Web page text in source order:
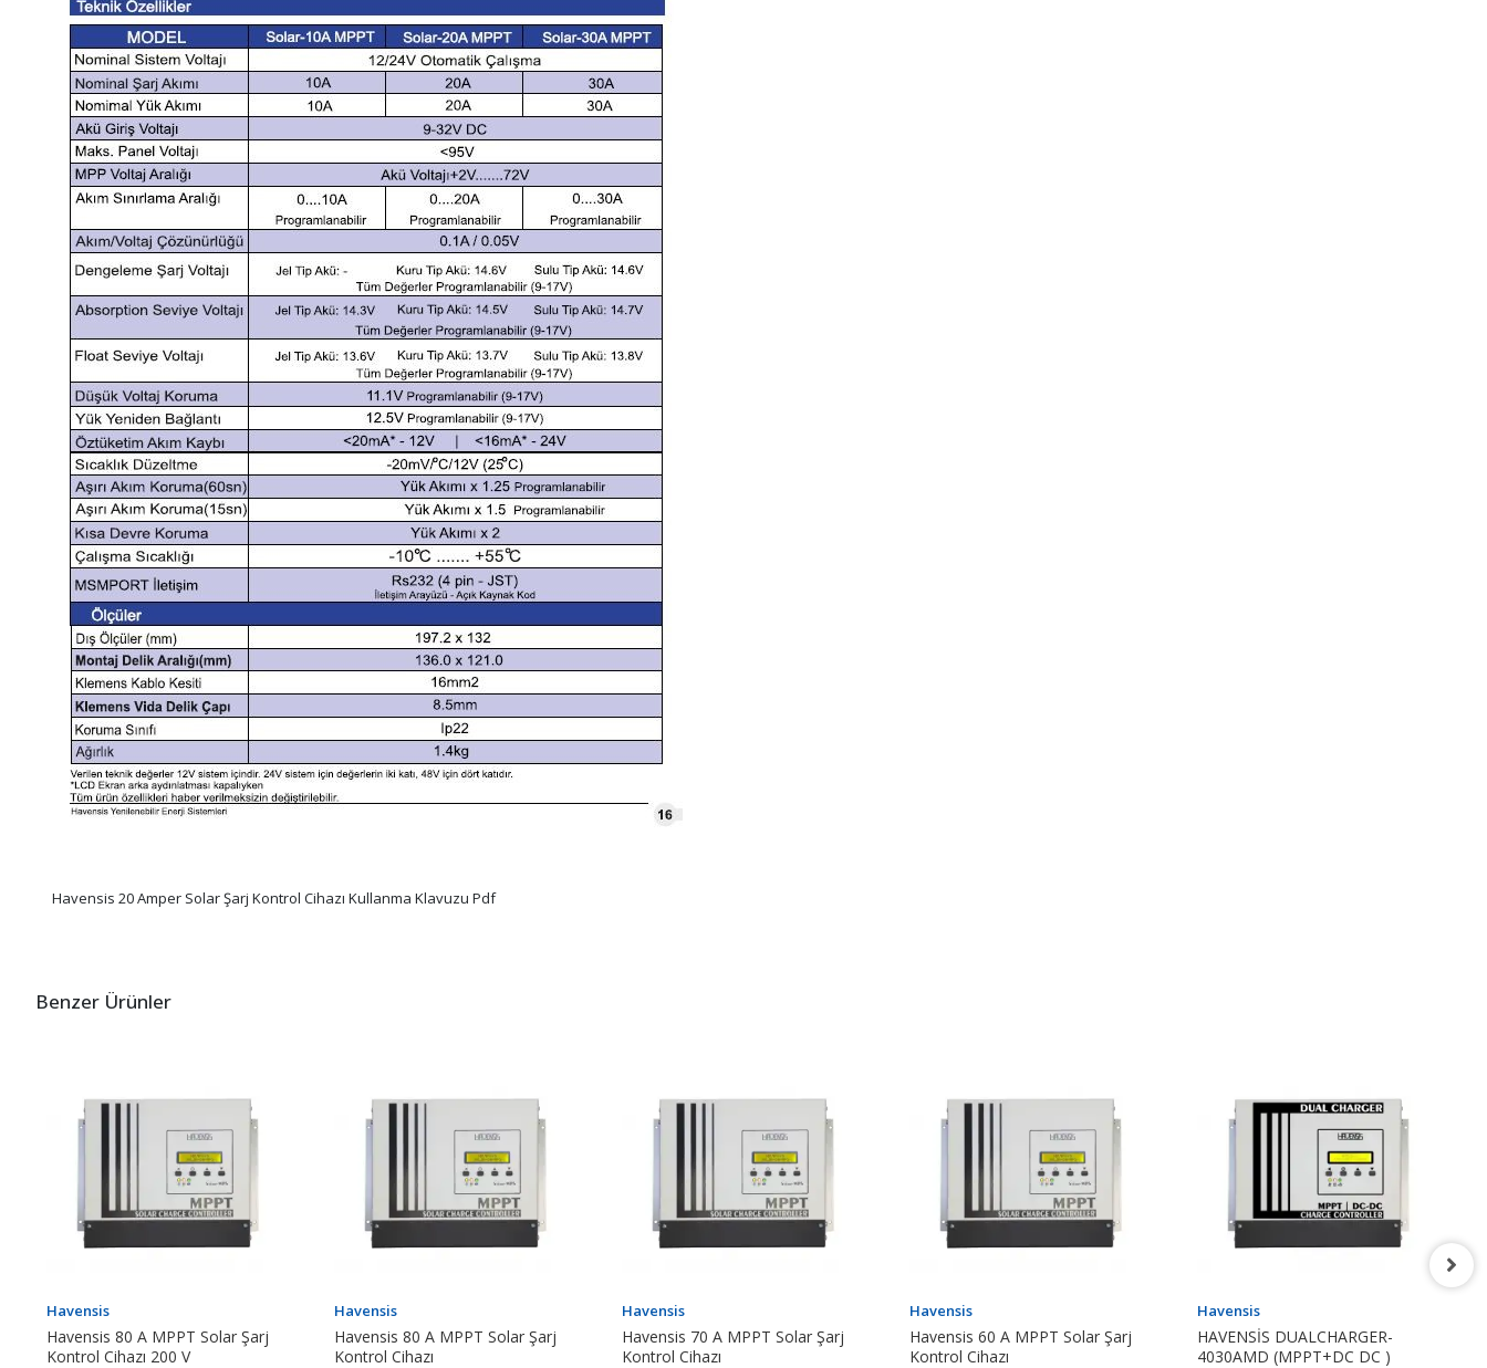
Havensis 20 Amper Solar Şarj Kontrol Cihazı Kullanma Klavuzu Pdf
Benzer Ürünler
Havensis
Havensis 80 A MPPT Solar Şarj
Kontrol Cihazı 200 V
Havensis
Havensis 80 A MPPT Solar Şarj
Kontrol Cihazı
Havensis
Havensis 70 A MPPT Solar Şarj
Kontrol Cihazı
Havensis
Havensis 60 A MPPT Solar Şarj
Kontrol Cihazı
Havensis
HAVENSİS DUALCHARGER-
4030AMD (MPPT+DC DC )